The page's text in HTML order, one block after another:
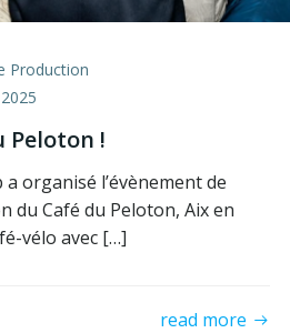
Production
Peloton !
a organisé l’évènement de
du Café du Peloton, Aix en
vélo avec […]
read more